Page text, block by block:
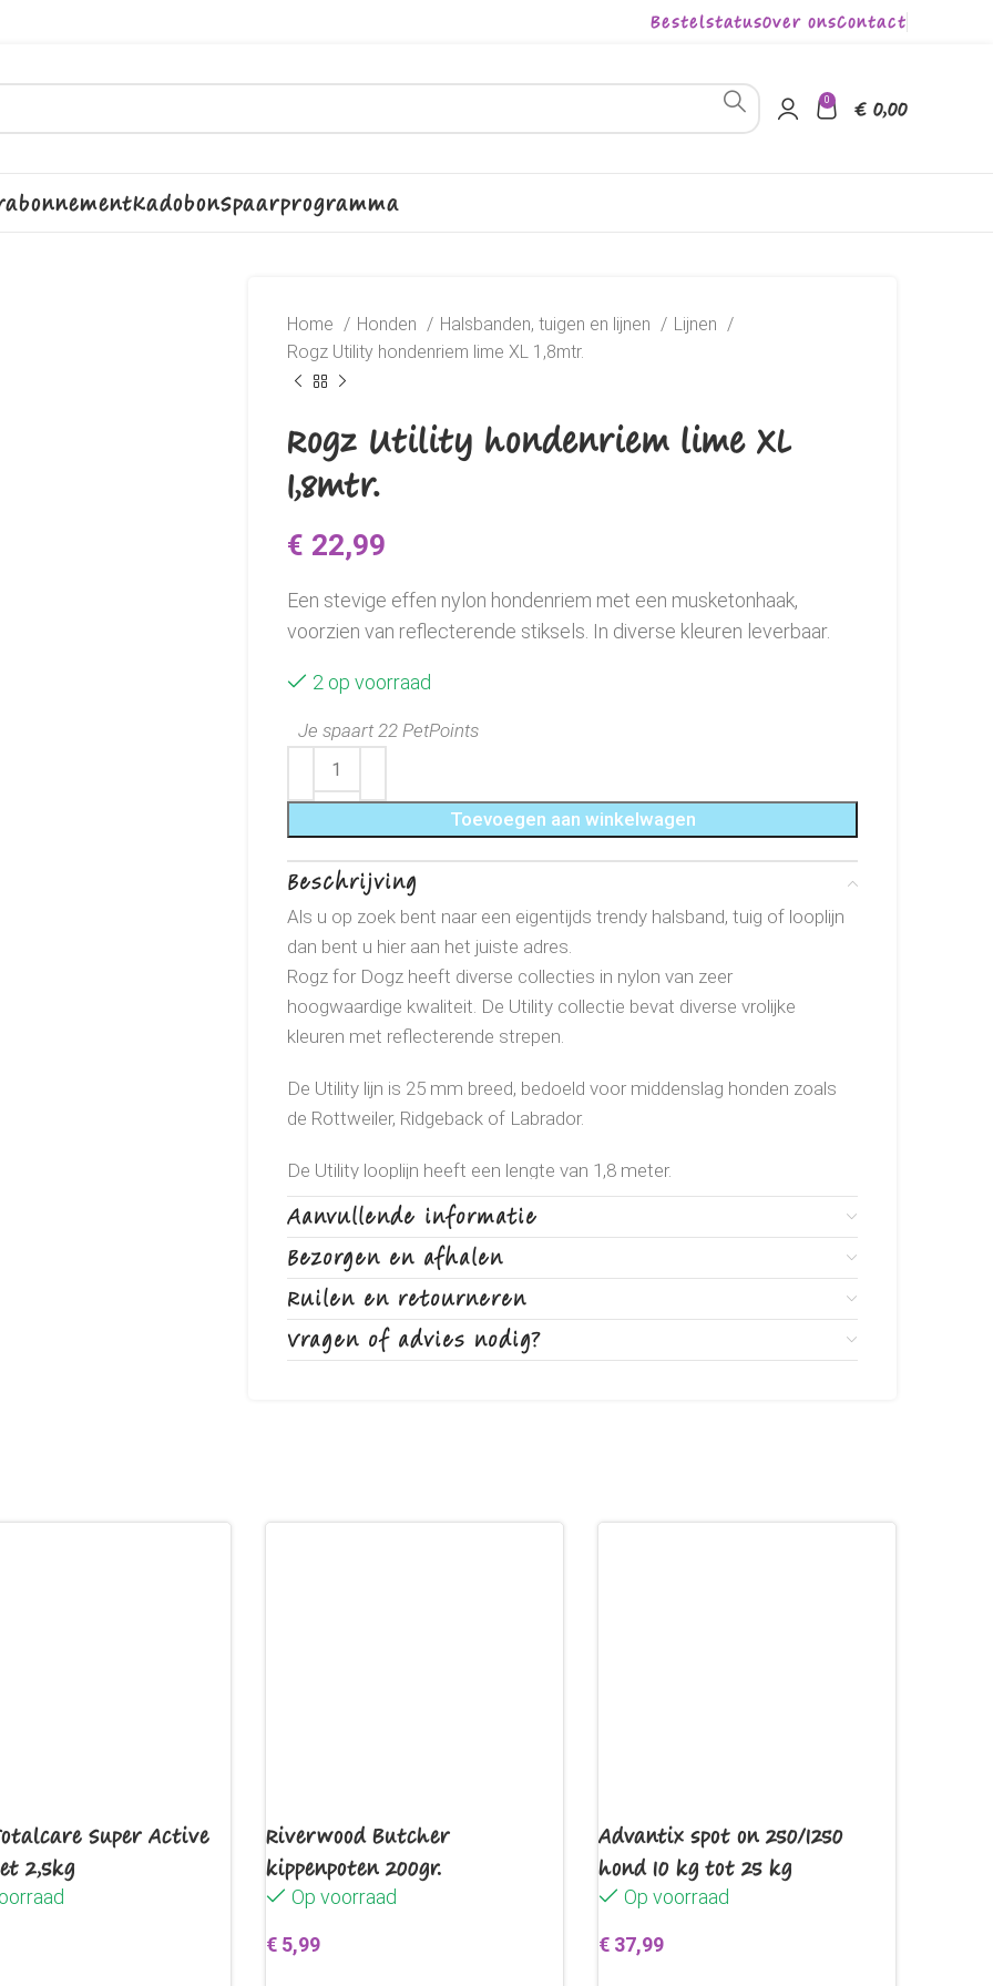
BestelstatusOver onsContact
0 € 0,00
KadobonSpaarprogramma
Home Honden Halsbanden, tuigen en lijnen
Lijnen
Rogz Utility hondenriem lime XL 1,8mtr.
Rogz Utility hondenriem lime XL
1,8mtr.
€ 22,99
Een stevige effen nylon hondenriem met een musketonhaak,
voorzien van reflecterende stiksels. In diverse kleuren leverbaar.
2 op voorraad
Je spaart 22 PetPoints
Toevoegen aan winkelwagen
Beschrijving
Als u op zoek bent naar een eigentijds trendy halsband, tuig of looplijn
dan bent u hier aan het juiste adres.
Rogz for Dogz heeft diverse collecties in nylon van zeer
hoogwaardige kwaliteit. De Utility collectie bevat diverse vrolijke
kleuren met reflecterende strepen.
De Utility lijn is 25 mm breed, bedoeld voor middenslag honden zoals
de Rottweiler, Ridgeback of Labrador.
De Utility looplijn heeft een lengte van 1,8 meter.
Wie durft er nu nog te zeggen dat de viervoeter niet ongelooflijk stoer
over straat kan gaan?
Verwen uw hond met een Rogz for Dogz halsband en bijpassend
looplijn .
Aanvullende informatie
Bezorgen en afhalen
Ruilen en retourneren
Vragen of advies nodig?
Super Active
2,5kg
Riverwood Butcher
kippenpoten 200gr.
Op voorraad
€ 5,99
Advantix spot on 250/1250
hond 10 kg tot 25 kg
Op voorraad
€ 37,99